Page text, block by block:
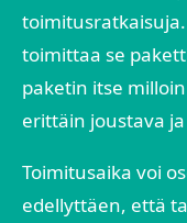
toimittaa se
paketin itse
erittäin joustava
Toimitusaika voi
edellyttäen, että